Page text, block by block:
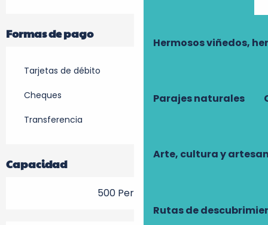
Hermosos viñedos,
Parajes naturales
Arte, cultura y
Rutas de
Formas de pago
Tarjetas de débito
Cheques
Transferencia
Capacidad
500 Persona(s)